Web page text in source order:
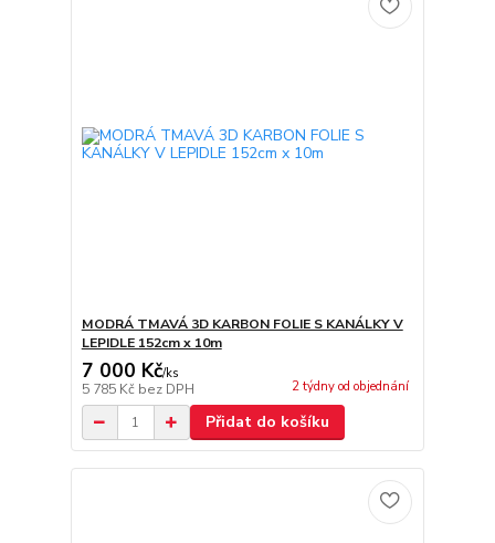
MODRÁ TMAVÁ 3D KARBON FOLIE S KANÁLKY V
LEPIDLE 152cm x 10m
7 000 Kč/ks
5 785 Kč bez DPH 2 týdny od objednání
Přidat do košíku